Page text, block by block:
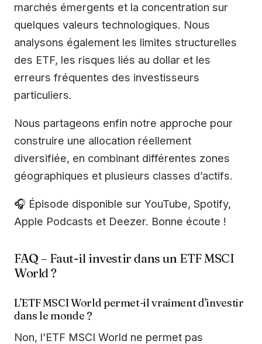
marchés émergents et la concentration sur
quelques valeurs technologiques. Nous
analysons également les limites structurelles
des ETF, les risques liés au dollar et les
erreurs fréquentes des investisseurs
particuliers.
Nous partageons enfin notre approche pour
construire une allocation réellement
diversifiée, en combinant différentes zones
géographiques et plusieurs classes d’actifs.
🎧 Épisode disponible sur YouTube, Spotify,
Apple Podcasts et Deezer. Bonne écoute !
FAQ – Faut-il investir dans un ETF MSCI
World ?
L’ETF MSCI World permet-il vraiment d’investir
dans le monde ?
Non, l’ETF MSCI World ne permet pas